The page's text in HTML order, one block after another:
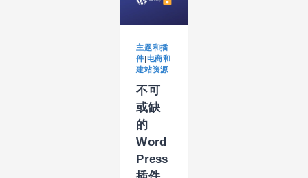
工
主题和插
件|电商和
建站资源
不可
或缺
的
Word
Press